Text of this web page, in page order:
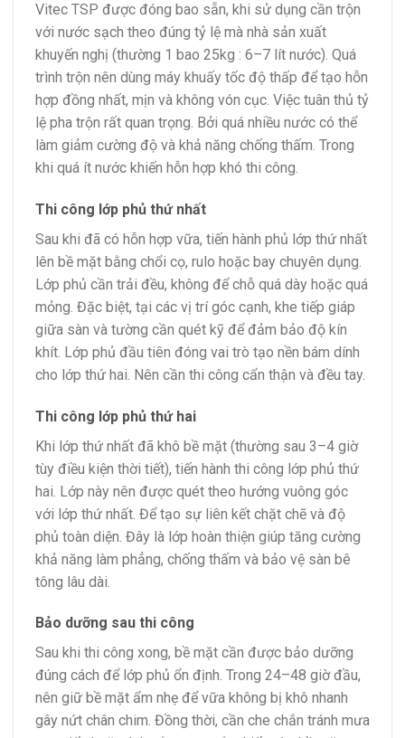
Vitec TSP được đóng bao sẵn, khi sử dụng cần trộn
với nước sạch theo đúng tỷ lệ mà nhà sản xuất
khuyến nghị (thường 1 bao 25kg : 6–7 lít nước). Quá
trình trộn nên dùng máy khuấy tốc độ thấp để tạo hỗn
hợp đồng nhất, mịn và không vón cục. Việc tuân thủ tỷ
lệ pha trộn rất quan trọng. Bởi quá nhiều nước có thể
làm giảm cường độ và khả năng chống thấm. Trong
khi quá ít nước khiến hỗn hợp khó thi công.
Thi công lớp phủ thứ nhất
Sau khi đã có hỗn hợp vữa, tiến hành phủ lớp thứ nhất
lên bề mặt bằng chổi cọ, rulo hoặc bay chuyên dụng.
Lớp phủ cần trải đều, không để chỗ quá dày hoặc quá
mỏng. Đặc biệt, tại các vị trí góc cạnh, khe tiếp giáp
giữa sàn và tường cần quét kỹ để đảm bảo độ kín
khít. Lớp phủ đầu tiên đóng vai trò tạo nền bám dính
cho lớp thứ hai. Nên cần thi công cẩn thận và đều tay.
Thi công lớp phủ thứ hai
Khi lớp thứ nhất đã khô bề mặt (thường sau 3–4 giờ
tùy điều kiện thời tiết), tiến hành thi công lớp phủ thứ
hai. Lớp này nên được quét theo hướng vuông góc
với lớp thứ nhất. Để tạo sự liên kết chặt chẽ và độ
phủ toàn diện. Đây là lớp hoàn thiện giúp tăng cường
khả năng làm phẳng, chống thấm và bảo vệ sàn bê
tông lâu dài.
Bảo dưỡng sau thi công
Sau khi thi công xong, bề mặt cần được bảo dưỡng
đúng cách để lớp phủ ổn định. Trong 24–48 giờ đầu,
nên giữ bề mặt ẩm nhẹ để vữa không bị khô nhanh
gây nứt chân chim. Đồng thời, cần che chắn tránh mưa